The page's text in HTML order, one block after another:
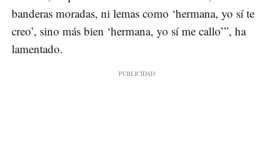
banderas moradas, ni lemas como ‘hermana, yo sí te
creo’, sino más bien ‘hermana, yo sí me callo’”, ha
lamentado.